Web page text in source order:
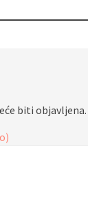
biti objavljena.